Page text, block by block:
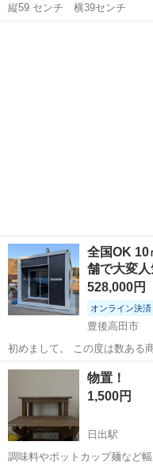
縦59 センチ 横39センチ
全国OK 10
舗で大変
528,000円
オンライン決済
豊後高田市
初めまして。 この度は数ある
うございます。 こちらの商品は兵庫県から出荷し、現地で組み立てる
タイプのハウスです。 日本語の組み立て説明書や解説動画が御座いま
すので“セルフ組立...
大分 豊後高田市
物置！
1,500円
日出駅
調味料やポットカップ麺など